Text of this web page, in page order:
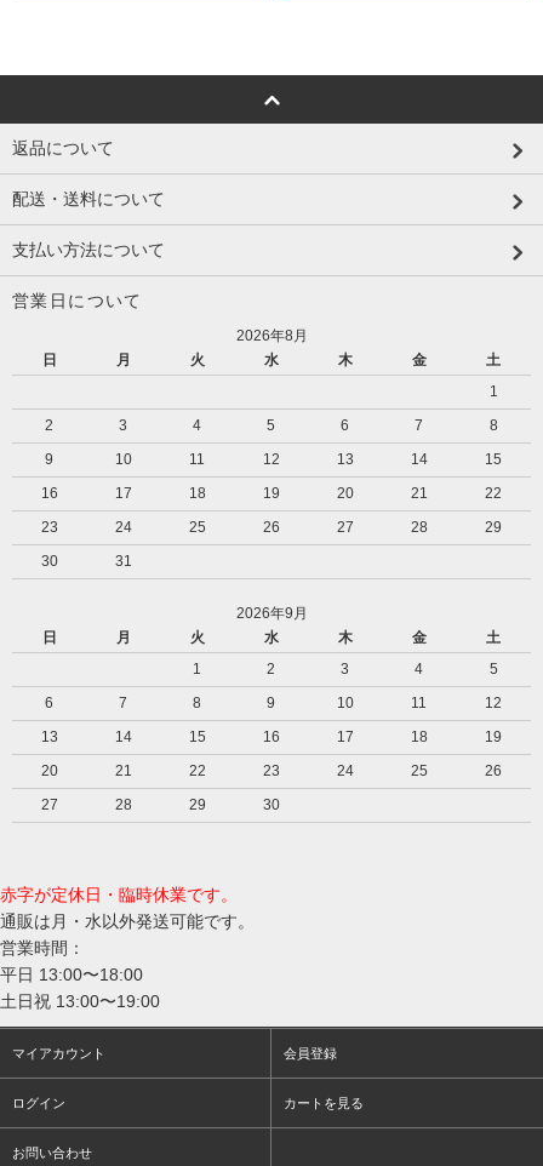
返品について
配送・送料について
支払い方法について
営業日について
2026年8月
日
月 火 水 木 金
土
1
2
3 4 5 6 7
8
9
10 11 12 13 14
15
16
17 18 19 20 21
22
23
24 25 26 27 28
29
30
31
2026年9月
日
月 火 水 木 金
土
1
2 3 4
5
6
7 8 9 10 11
12
13
14 15 16 17 18
19
20
21 22 23 24 25
26
27
28 29 30
赤字が定休日・臨時休業です。
通販は月・水以外発送可能です。
営業時間：
平日 13:00〜18:00
土日祝 13:00〜19:00
マイアカウント 会員登録
ログイン カートを見る
お問い合わせ